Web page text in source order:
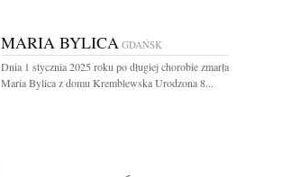
MARIA BYLICA GDAŃSK
Dnia 1 stycznia 2025 roku po długiej chorobie zmarła
Maria Bylica z domu Kremblewska Urodzona 8...